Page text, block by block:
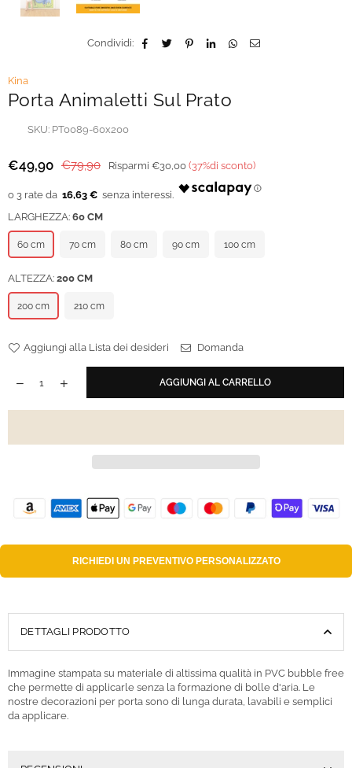
Condividi:
Kina
Porta Animaletti Sul Prato
SKU: PT0089-60x200
Prezzo
€49,90 €79,90 Risparmi €30,00 (37%di sconto)
16,63 €
LARGHEZZA: 60 CM
60 cm 70 cm 80 cm 90 cm 100 cm
ALTEZZA: 200 CM
200 cm 210 cm
Aggiungi alla Lista dei desideri Domanda
AGGIUNGI AL CARRELLO
RICHIEDI UN PREVENTIVO PERSONALIZZATO
DETTAGLI PRODOTTO
Immagine stampata su materiale di altissima qualità in PVC bubble free
che permette di applicarle senza la formazione di bolle d'aria. Le
nostre decorazioni per porta sono di lunga durata, lavabili e semplici
da applicare.